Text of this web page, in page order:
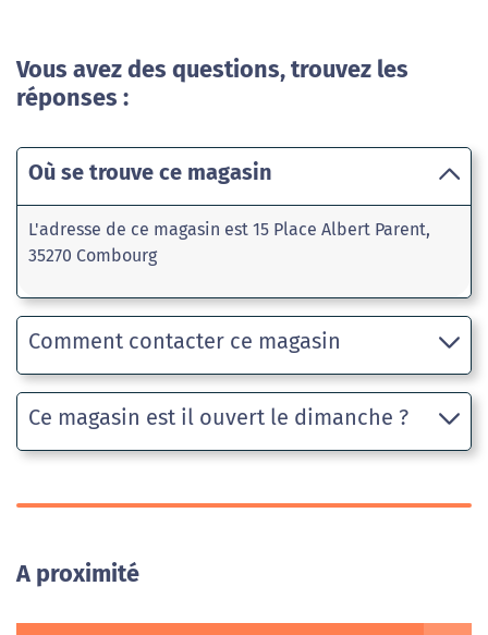
Vous avez des questions, trouvez les
réponses :
Où se trouve ce magasin
L'adresse de ce magasin est 15 Place Albert Parent,
35270 Combourg
Comment contacter ce magasin
Ce magasin est il ouvert le dimanche ?
A proximité